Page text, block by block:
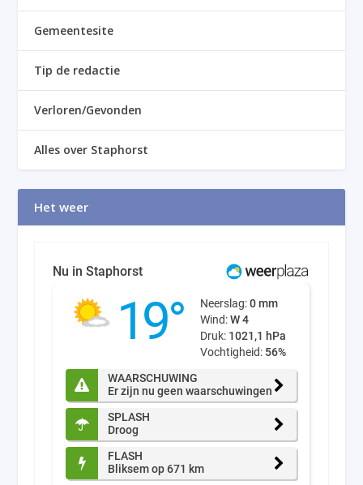
Gemeentesite
Tip de redactie
Verloren/Gevonden
Alles over Staphorst
Het weer